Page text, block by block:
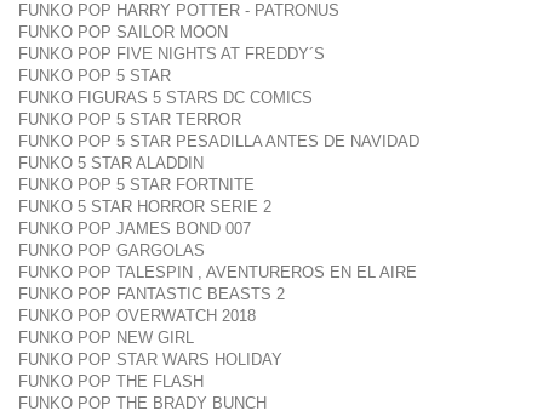
FUNKO POP HARRY POTTER - PATRONUS
FUNKO POP SAILOR MOON
FUNKO POP FIVE NIGHTS AT FREDDY´S
FUNKO POP 5 STAR
FUNKO FIGURAS 5 STARS DC COMICS
FUNKO POP 5 STAR TERROR
FUNKO POP 5 STAR PESADILLA ANTES DE NAVIDAD
FUNKO 5 STAR ALADDIN
FUNKO POP 5 STAR FORTNITE
FUNKO 5 STAR HORROR SERIE 2
FUNKO POP JAMES BOND 007
FUNKO POP GARGOLAS
FUNKO POP TALESPIN , AVENTUREROS EN EL AIRE
FUNKO POP FANTASTIC BEASTS 2
FUNKO POP OVERWATCH 2018
FUNKO POP NEW GIRL
FUNKO POP STAR WARS HOLIDAY
FUNKO POP THE FLASH
FUNKO POP THE BRADY BUNCH